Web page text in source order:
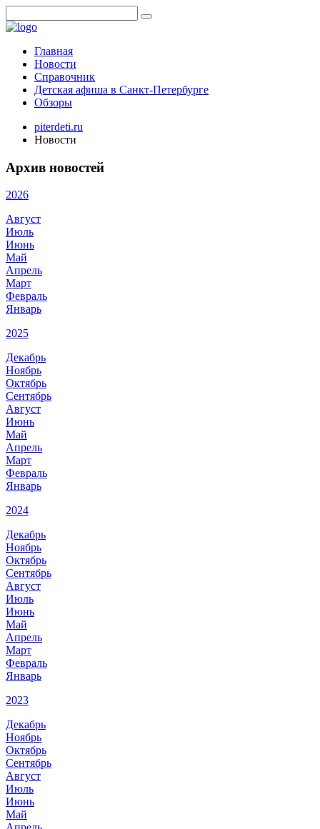
Главная
Новости
Справочник
Детская афиша в Санкт-Петербурге
Обзоры
piterdeti.ru
Новости
Архив новостей
2026
Август
Июль
Июнь
Май
Апрель
Март
Февраль
Январь
2025
Декабрь
Ноябрь
Октябрь
Сентябрь
Август
Июнь
Май
Апрель
Март
Февраль
Январь
2024
Декабрь
Ноябрь
Октябрь
Сентябрь
Август
Июль
Июнь
Май
Апрель
Март
Февраль
Январь
2023
Декабрь
Ноябрь
Октябрь
Сентябрь
Август
Июль
Июнь
Май